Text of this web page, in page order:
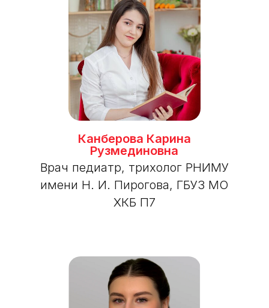
Канберова Карина
Рузмединовна
Врач педиатр, трихолог РНИМУ
имени Н. И. Пирогова, ГБУЗ МО
ХКБ П7